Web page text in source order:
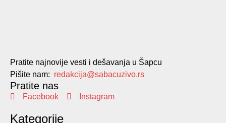
Pratite najnovije vesti i dešavanja u Šapcu
Pišite nam: redakcija@sabacuzivo.rs
Pratite nas
Facebook Instagram
Kategorije